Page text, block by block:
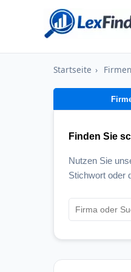
Startseite ›
Finden Sie
Nutzen Sie
Stichwort oder